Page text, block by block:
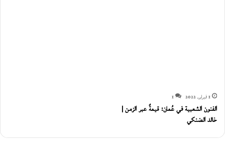
1 فبراير، 2022 1
الفنون الشعبية في عُمان: قيمةٌ عبر الزمن |
خالد الضنكي